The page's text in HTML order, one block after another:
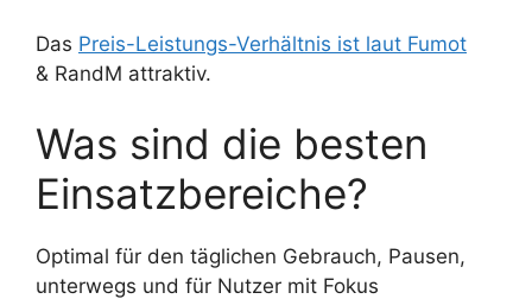
Das Preis-Leistungs-Verhältnis ist laut Fumot
& RandM attraktiv.
Was sind die besten
Einsatzbereiche?
Optimal für den täglichen Gebrauch, Pausen,
unterwegs und für Nutzer mit Fokus